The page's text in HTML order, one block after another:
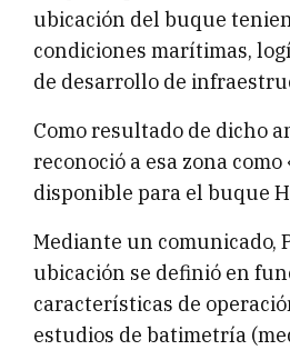
ubicación del buque
condiciones marítimas,
de desarrollo de
Como resultado de dicho
reconoció a esa zona
disponible para el buque
Mediante un comunicado,
ubicación se definió en
características de
estudios de batimetría